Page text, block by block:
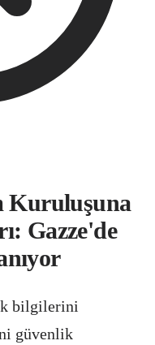
Kuruluşuna
Gazze'de
bilgilerini
güvenlik